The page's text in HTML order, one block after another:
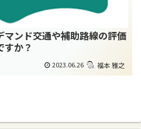
マンド交通や補助路線の評価
すか？
2023.06.26 福本 雅之